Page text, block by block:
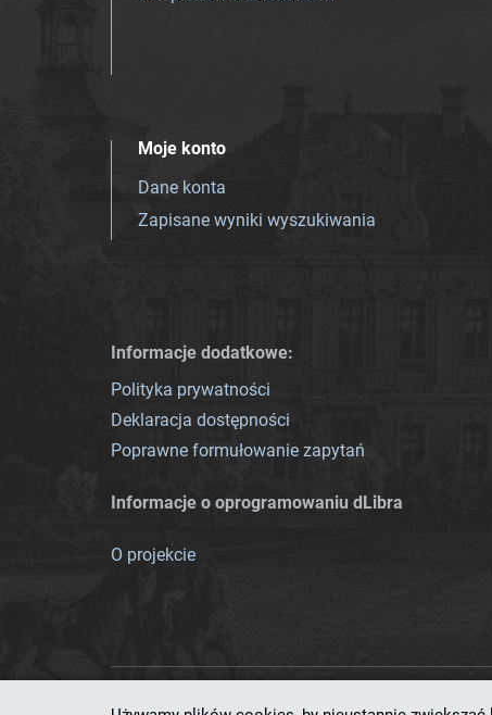
Moje konto
Dane konta
Zapisane wyniki wyszukiwania
Informacje dodatkowe:
Polityka prywatności
Deklaracja dostępności
Poprawne formułowanie zapytań
Informacje o oprogramowaniu dLibra
O projekcie